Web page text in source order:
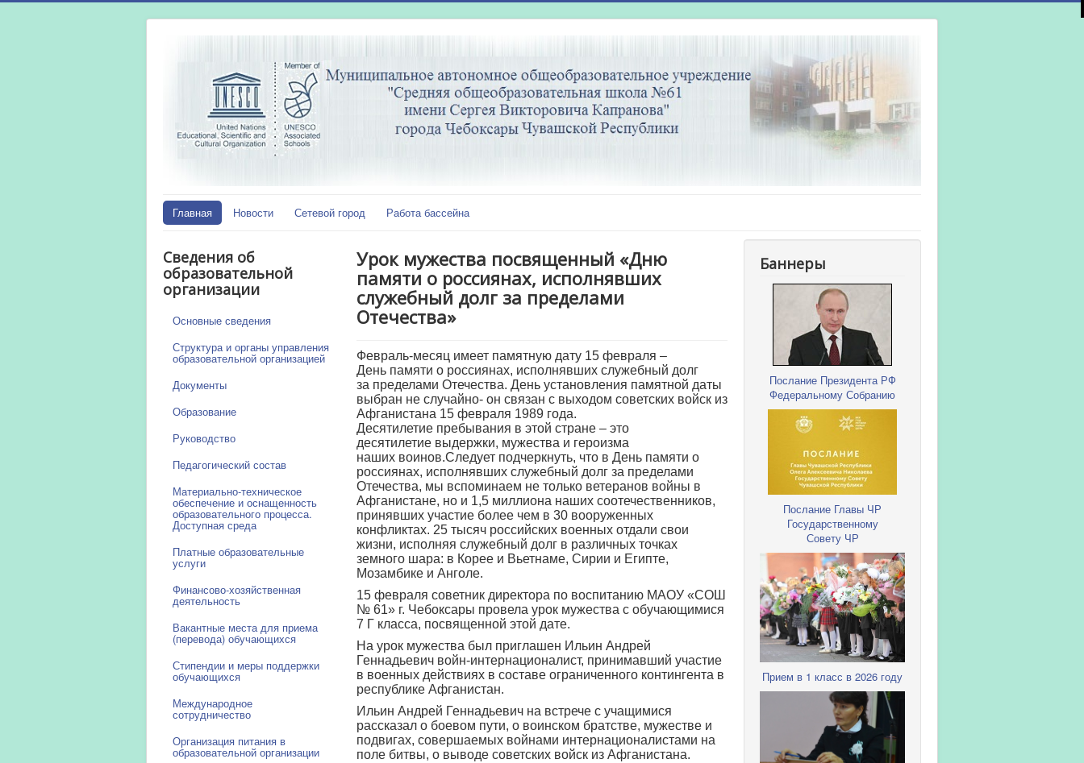
Главная Новости Сетевой город Работа бассейна
Сведения об
образовательной
организации
Основные сведения
Структура и органы управления
образовательной организацией
Документы
Образование
Руководство
Педагогический состав
Материально-техническое
обеспечение и оснащенность
образовательного процесса.
Доступная среда
Платные образовательные
услуги
Финансово-хозяйственная
деятельность
Вакантные места для приема
(перевода) обучающихся
Стипендии и меры поддержки
обучающихся
Международное
сотрудничество
Организация питания в
образовательной организации
Урок мужества посвященный «Дню
памяти о россиянах, исполнявших
служебный долг за пределами
Отечества»
Февраль-месяц имеет памятную дату 15 февраля –
День памяти о россиянах, исполнявших служебный долг
за пределами Отечества. День установления памятной даты
выбран не случайно- он связан с выходом советских войск из
Афганистана 15 февраля 1989 года.
Десятилетие пребывания в этой стране – это
десятилетие выдержки, мужества и героизма
наших воинов.Следует подчеркнуть, что в День памяти о
россиянах, исполнявших служебный долг за пределами
Отечества, мы вспоминаем не только ветеранов войны в
Афганистане, но и 1,5 миллиона наших соотечественников,
принявших участие более чем в 30 вооруженных
конфликтах. 25 тысяч российских военных отдали свои
жизни, исполняя служебный долг в различных точках
земного шара: в Корее и Вьетнаме, Сирии и Египте,
Мозамбике и Анголе.
15 февраля советник директора по воспитанию МАОУ «СОШ
№ 61» г. Чебоксары провела урок мужества с обучающимися
7 Г класса, посвященной этой дате.
На урок мужества был приглашен Ильин Андрей
Геннадьевич войн-интернационалист, принимавший участие
в военных действиях в составе ограниченного контингента в
республике Афганистан.
Ильин Андрей Геннадьевич на встрече с учащимися
рассказал о боевом пути, о воинском братстве, мужестве и
подвигах, совершаемых войнами интернационалистами на
поле битвы, о выводе советских войск из Афганистана.
Баннеры
Послание Президента РФ
Федеральному Собранию
Послание Главы ЧР
Государственному
Совету ЧР
Прием в 1 класс в 2026 году